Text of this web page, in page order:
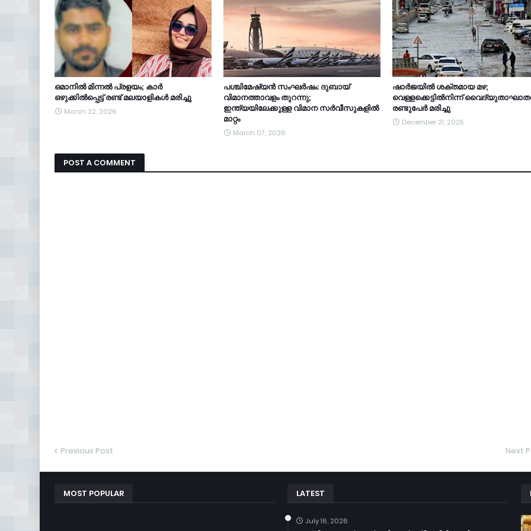
ഒമാനിൽ മിന്നൽ പ്രളയം; കാർ
ഒഴുക്കിൽപ്പെട്ട് രണ്ട് മലയാളികൾ മരിച്ചു
March 22, 2026
പശ്ചിമേഷ്യൻ സംഘർഷം: ദുബായ്
വിമാനത്താവളം തുറന്നു;
ഇന്ത്യയിലേക്കുള്ള വിമാന സർവീസുകളിൽ
മാറ്റം
March 07, 2026
ഷാർജയിൽ ശക്തമായ മഴ;
വെള്ളക്കെട്ടിൽനിന്ന്
രണ്ടുപേർ മരിച്ചു
December 21, 2025
POST A COMMENT
Previous Post Next
MOST POPULAR LATEST
July 16, 2026